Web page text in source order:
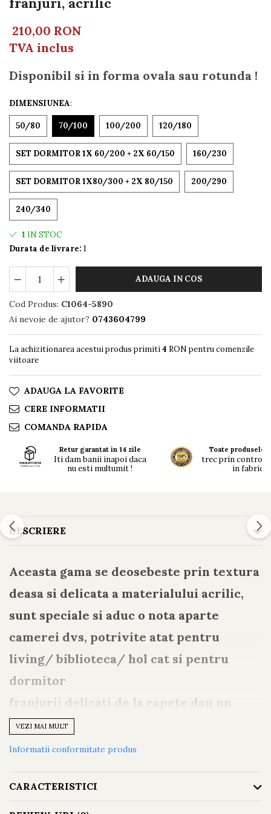
210,00 RON
TVA inclus
Disponibil si in forma ovala sau rotunda !
DIMENSIUNEA:
50/80 70/100 100/200 120/180
SET DORMITOR 1X 60/200 + 2X 60/150 160/230
SET DORMITOR 1X80/300 + 2X 80/150 200/290
240/340
1 IN STOC
Durata de livrare: 1
ADAUGA IN COS
Cod Produs: C1064-5890
Ai nevoie de ajutor? 0743604799
La achizitionarea acestui produs primiti4 RON pentru comenzile
viitoare
ADAUGA LA FAVORITE
CERE INFORMATII
COMANDA RAPIDA
Retur garantat in 14 zile
Iti dam banii inapoi daca
nu esti multumit !
Toate produsele
trec prin
in fabrici !
DESCRIERE
Aceasta gama se deosebeste prin textura
deasa si delicata a materialului acrilic,
sunt speciale si aduc o nota aparte
camerei dvs, potrivite atat pentru
living/ biblioteca/ hol cat si pentru
dormitor
franjurii delicati de la capete dau un
aspect sofisticat acestor modele !
usor de intretinut
pardoseala
VEZI MAI MULT
Informatii conformitate produs
CARACTERISTICI